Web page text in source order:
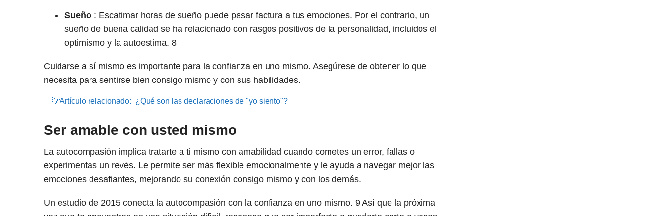
Sueño: Escatimar horas de sueño puede pasar factura a tus emociones. Por el contrario, un
sueño de buena calidad se ha relacionado con rasgos positivos de la personalidad, incluidos el
optimismo y la autoestima. 8
Cuidarse a sí mismo es importante para la confianza en uno mismo. Asegúrese de obtener lo que
necesita para sentirse bien consigo mismo y con sus habilidades.
💡Artículo relacionado: ¿Qué son las declaraciones de "yo siento"?
Ser amable con usted mismo
La autocompasión implica tratarte a ti mismo con amabilidad cuando cometes un error, fallas o
experimentas un revés. Le permite ser más flexible emocionalmente y le ayuda a navegar mejor las
emociones desafiantes, mejorando su conexión consigo mismo y con los demás.
Un estudio de 2015 conecta la autocompasión con la confianza en uno mismo. 9Así que la próxima